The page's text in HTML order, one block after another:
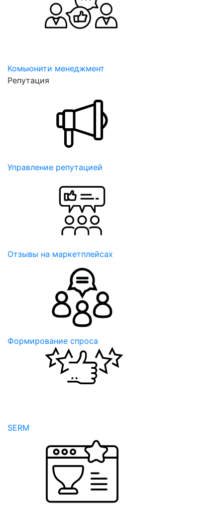
Комьюнити менеджмент
Репутация
Управление репутацией
Отзывы на маркетплейсах
Формирование спроса
SERM